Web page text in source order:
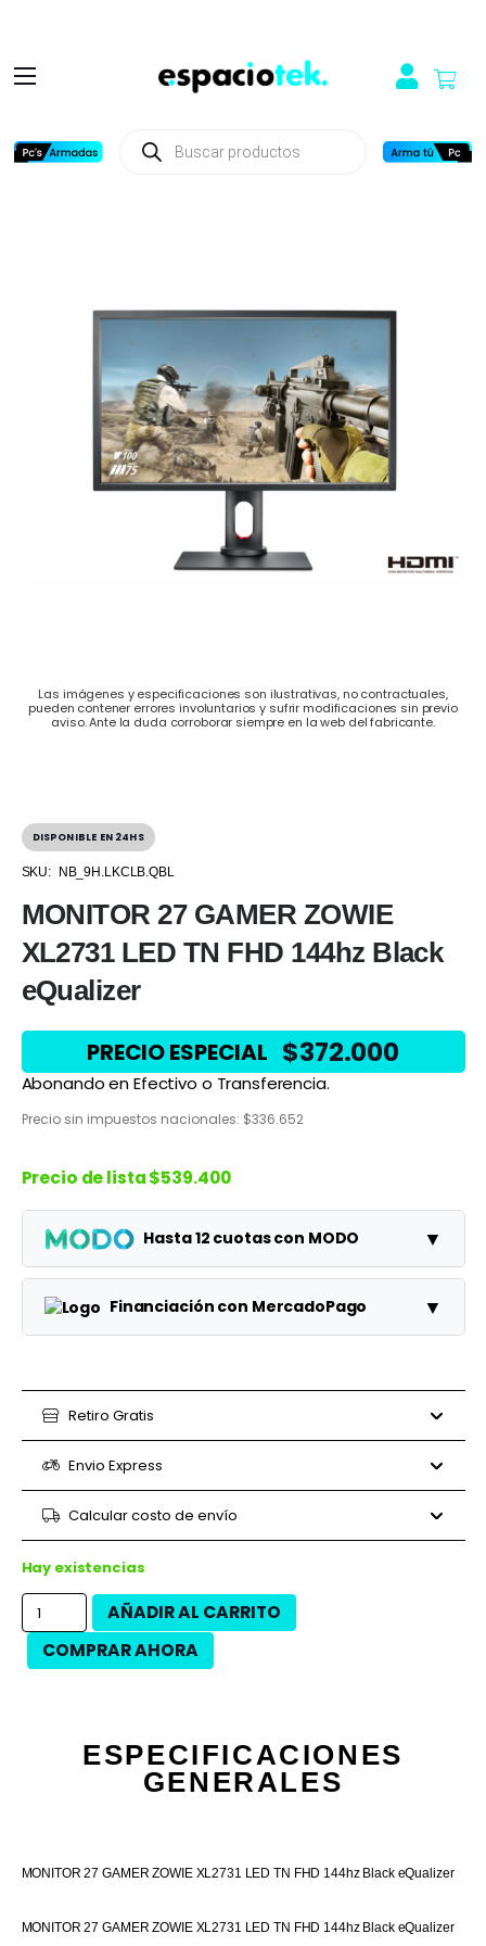
productos
Las imágenes y especificaciones son ilustrativas, no contractuales,
pueden contener errores involuntarios y sufrir modificaciones sin previo
aviso. Ante la duda corroborar siempre en la web del fabricante.
DISPONIBLE EN 24HS
SKU: NB_9H.LKCLB.QBL
MONITOR 27 GAMER ZOWIE
XL2731 LED TN FHD 144hz Black
eQualizer
PRECIO ESPECIAL $372.000
Abonando en Efectivo o Transferencia.
Precio sin impuestos nacionales: $336.652
Precio de lista$539.400
Hasta 12 cuotas con MODO ▼
Planes Cuota Total
3 cuotas $179.800 $539.400
6 cuotas $89.900 $539.400
12 cuotas $539.400
Financiación con MercadoPago ▼
3 cuotas $465.000
6 cuotas $509.640
9 cuotas
Retiro Gratis
Envio Express
Calcular costo de envío
Hay existencias
AÑADIR AL CARRITO
COMPRAR AHORA
ESPECIFICACIONES
GENERALES
MONITOR 27 GAMER ZOWIE XL2731 LED TN FHD 144hz Black eQualizer
MONITOR 27 GAMER ZOWIE XL2731 LED TN FHD 144hz Black eQualizer